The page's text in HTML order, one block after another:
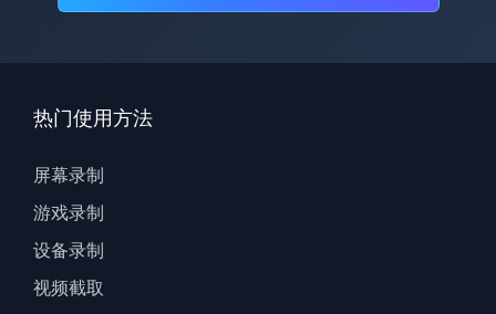
热门使用方法
屏幕录制
游戏录制
设备录制
视频截取